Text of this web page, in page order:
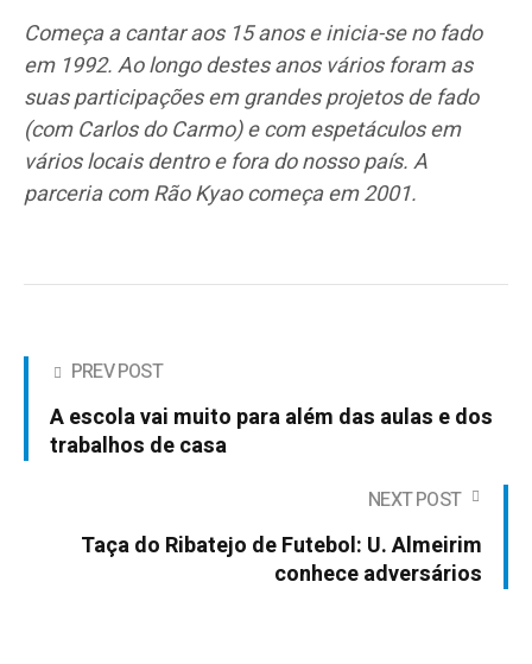
Começa a cantar aos 15 anos e inicia-se no fado
em 1992. Ao longo destes anos vários foram as
suas participações em grandes projetos de fado
(com Carlos do Carmo) e com espetáculos em
vários locais dentro e fora do nosso país. A
parceria com Rão Kyao começa em 2001.
PREV POST
A escola vai muito para além das aulas e dos
trabalhos de casa
NEXT POST
Taça do Ribatejo de Futebol: U. Almeirim
conhece adversários